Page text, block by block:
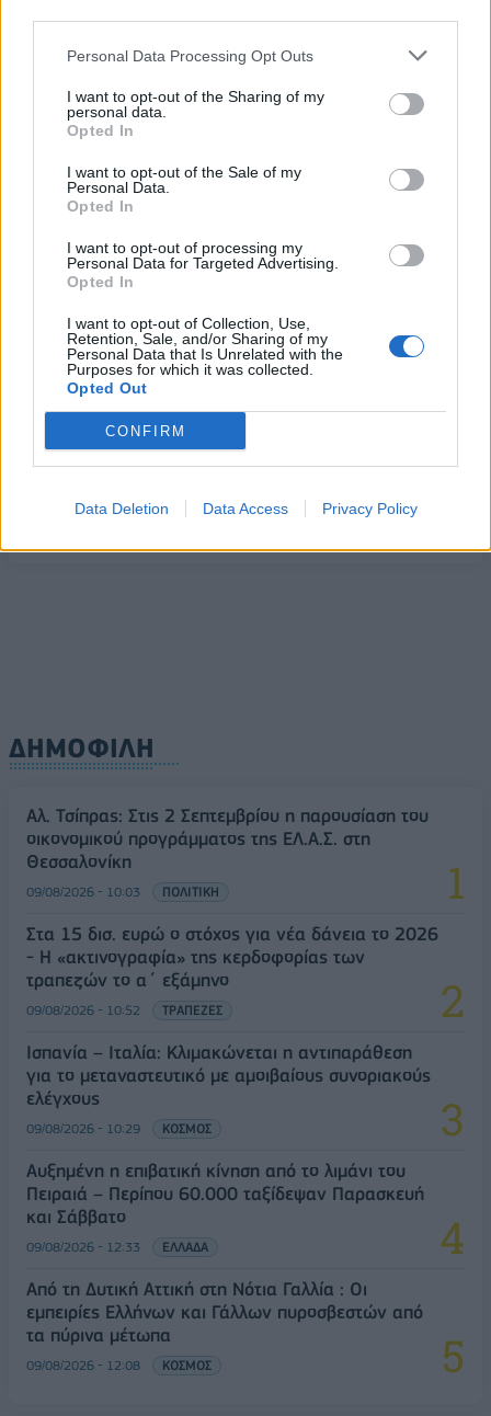
Personal Data Processing Opt Outs
I want to opt-out of the Sharing of my
personal data.
Opted In
I want to opt-out of the Sale of my
Personal Data.
Opted In
I want to opt-out of processing my
Personal Data for Targeted Advertising.
Opted In
I want to opt-out of Collection, Use,
Retention, Sale, and/or Sharing of my
Personal Data that Is Unrelated with the
Purposes for which it was collected.
Opted Out
CONFIRM
Data Deletion Data Access Privacy Policy
Αυξημένη η επιβατική κίνηση από το λιμάνι του
και Σάββατο
09/08/2026 - 12:33
Από τη Δυτική Αττική στη Νότια Γαλλία : Οι εμπειρίες
Ελλήνων και Γάλλων πυροσβεστών από τα πύρινα
μέτωπα
09/08/2026 - 12:08 ΚΟΣΜΟΣ
Δεύτερη πηγή εισοδήματος για τους επαγγελματίες
ψαράδες ο αλιευτικός τουρισμός
09/08/2026 - 12:08 ΤΟΥΡΙΣΜΟΣ
Τ. Θεοδωρικάκος: Η ενίσχυση της βιομηχανίας
διασφαλίζει την ανάπτυξη, την ασφάλεια και
καλύτερους μισθούς
09/08/2026 - 11:43 ΠΟΛΙΤΙΚΗ
Υπ. Μεταφορών: Οριστική λύση στο ζήτημα των
διαδικασίες
ΟΛΕΣ ΟΙ ΕΙΔΗΣΕΙΣ
ΔΗΜΟΦΙΛΗ
Αλ. Τσίπρας: Στις 2 Σεπτεμβρίου η παρουσίαση του
οικονομικού προγράμματος της ΕΛ.Α.Σ. στη
Θεσσαλονίκη
09/08/2026 - 10:03 ΠΟΛΙΤΙΚΗ
Στα 15 δισ. ευρώ ο στόχος για νέα δάνεια το 2026
- Η «ακτινογραφία» της κερδοφορίας των
τραπεζών το α΄ εξάμηνο
09/08/2026 - 10:52 ΤΡΑΠΕΖΕΣ
Ισπανία – Ιταλία: Κλιμακώνεται η αντιπαράθεση
για το μεταναστευτικό με αμοιβαίους συνοριακούς
ελέγχους
09/08/2026 - 10:29 ΚΟΣΜΟΣ
Αυξημένη η επιβατική κίνηση από το λιμάνι του
Πειραιά – Περίπου 60.000 ταξίδεψαν Παρασκευή
και Σάββατο
09/08/2026 - 12:33 ΕΛΛΑΔΑ
Από τη Δυτική Αττική στη Νότια Γαλλία : Οι
εμπειρίες Ελλήνων και Γάλλων πυροσβεστών από
τα πύρινα μέτωπα
09/08/2026 - 12:08 ΚΟΣΜΟΣ